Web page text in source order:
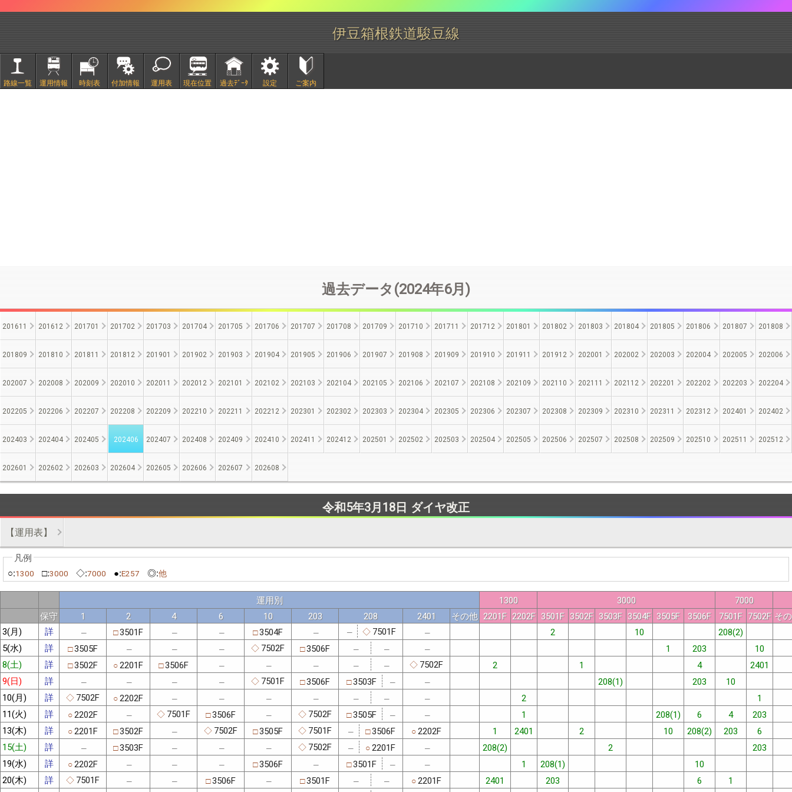
伊豆箱根鉄道駿豆線
路線一覧 運用情報 時刻表 付加情報 運用表 現在位置 過去ﾃﾞｰﾀ 設定 ご案内
過去データ(2024年6月)
201611 201612 201701 201702 201703 201704 201705 201706 201707 201708 201709 201710 201711 201712 201801 201802 201803 201804 201805 201806 201807 201808
201809 201810 201811 201812 201901 201902 201903 201904 201905 201906 201907 201908 201909 201910 201911 201912 202001 202002 202003 202004 202005 202006
202007 202008 202009 202010 202011 202012 202101 202102 202103 202104 202105 202106 202107 202108 202109 202110 202111 202112 202201 202202 202203 202204
202205 202206 202207 202208 202209 202210 202211 202212 202301 202302 202303 202304 202305 202306 202307 202308 202309 202310 202311 202312 202401 202402
202403 202404 202405 202406 202407 202408 202409 202410 202411 202412 202501 202502 202503 202504 202505 202506 202507 202508 202509 202510 202511 202512
202601 202602 202603 202604 202605 202606 202607 202608
令和5年3月18日 ダイヤ改正
【運用表】
○:1300 □:3000 ◇:7000 ●:E257 ◎:他
運用別 1300 3000
7000
保守
1 2 4 6 10 203 208 2401 その他 2201F 2202F 3501F 3502F 3503F 3504F 3505F 3506F 7501F 7502F そ
3(月)
詳 ─ □3501F ─ ─ □3504F ─ ─ ◇ 7501F ─ 2 10
208(2)
5(水)
詳 □3505F ─ ─ ─ ◇ 7502F □3506F ─ ─ ─ 1 203
10
8(土)
詳 □3502F ○2201F □3506F ─ ─ ─ ─ ─ ◇ 7502F 2 1 4
2401
9(日)
詳 ─ ─ ─ ─ ◇ 7501F □3506F □3503F ─ ─ 208(1) 203
10
10(月)
詳 ◇ 7502F ○2202F ─ ─ ─ ─ ─ ─ ─ 2
1
11(火)
詳 ○2202F ─ ◇ 7501F □3506F ─ ◇ 7502F □3505F ─ ─ 1 208(1) 6 4
203
13(木)
詳 ○2201F □3502F ─ ◇ 7502F □3505F ◇ 7501F ─ □3506F ○2202F 1 2401 2 10 208(2) 203
6
15(土)
詳 ─ □3503F ─ ─ ─ ◇ 7502F ─ ○2201F ─ 208(2) 2
203
19(水)
詳 ○2202F ─ ─ ─ □3506F ─ □3501F ─ ─ 1 208(1)
10
20(木)
詳 ◇ 7501F ─ ─ □3506F ─ □3501F ─ ─ ○2201F 2401 203 6
1